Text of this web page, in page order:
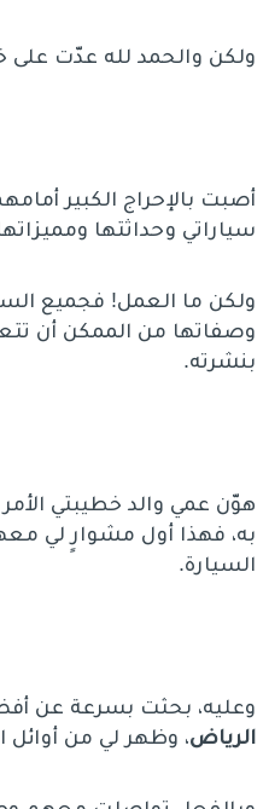
ولكن والحمد لله عدّت على
أصبت بالإحراج الكبير
سياراتي وحداثتها
ولكن ما العمل! فجميع
وصفاتها من الممكن أن
بنشرته.
هوّن عمي والد خطيبتي
به، فهذا أول مشوارٍ لي
السيارة.
وعليه، بحثت بسرعة عن
الرياض، وظهر لي من أوائل